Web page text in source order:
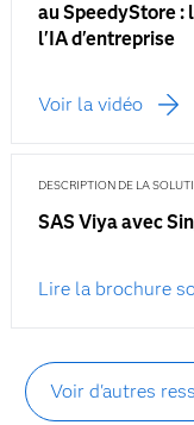
au SpeedyStore
l'IA d'entreprise
Voir la vidéo
DESCRIPTION DE LA
SAS Viya avec
Lire la brochure
Voir d'autres